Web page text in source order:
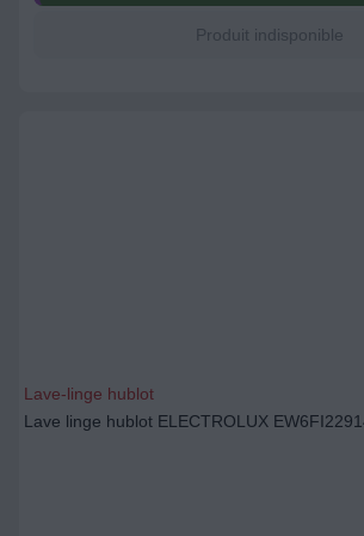
Produit indisponible
Lave-linge hublot
Lave linge hublot ELECTROLUX